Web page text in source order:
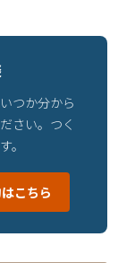
つか分から
さい。つく
。
こちら